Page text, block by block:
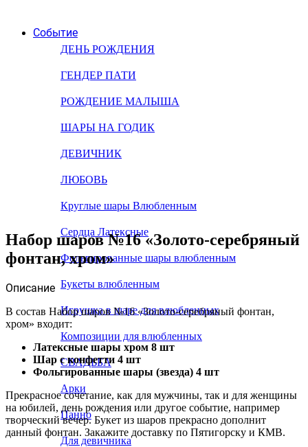
Событие
ДЕНЬ РОЖДЕНИЯ
ГЕНДЕР ПАТИ
РОЖДЕНИЕ МАЛЫША
ШАРЫ НА ГОДИК
ДЕВИЧНИК
ЛЮБОВЬ
Круглые шары Влюбленным
Сердца Латексные
Фольгированные шары влюбленным
Букеты влюбленным
Игрушка в шаре для влюбленных
Композиции для влюбленных
СВАДЬБА
Арки
Панно
Для девичника
Набор шаров №16 «Золото-серебряный
фонтан, хром»
Описание
В состав Набор шаров №16 «Золото-серебряный фонтан,
хром» входит:
Латексные шары хром 8 шт
Шар с конфетти 4 шт
Фольгированные шары (звезда) 4 шт
Прекрасное сочетание, как для мужчины, так и для женщины
на юбилей, день рождения или другое событие, например
творческий вечер. Букет из шаров прекрасно дополнит
данный фонтан. Закажите доставку по Пятигорску и КМВ.